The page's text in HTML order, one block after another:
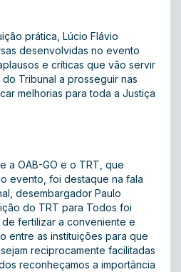
prática, Lúcio Flávio
desenvolvidas no evento
e críticas que vão servir
Tribunal a prosseguir nas
melhorias para toda a Justiça
a OAB-GO e o TRT, que
evento, foi destaque na fala
desembargador Paulo
do TRT para Todos foi
fertilizar a conveniente e
entre as instituições para que
reciprocamente facilitadas
reconheçamos a importância